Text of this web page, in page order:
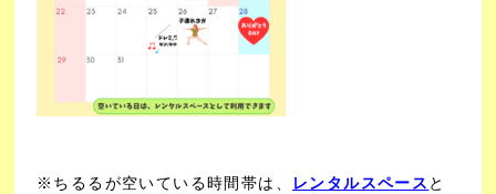
※ちるるが空いている時間帯は、 レンタルスペース と